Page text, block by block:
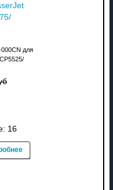
для
16